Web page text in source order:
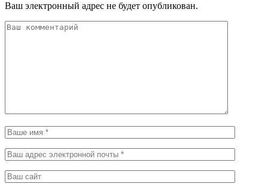
Ваш электронный адрес не будет опубликован.